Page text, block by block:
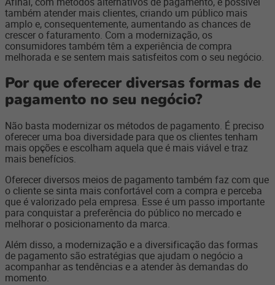
também atender mais clientes, criando um público mais
amplo e, consequentemente, aumentando as chances de
crescer o faturamento. Com a modernização, os
consumidores também têm a experiência de compra
melhorada e se sentem mais satisfeitos com o seu negócio.
Por que oferecer diversas formas de
pagamento no seu negócio?
Não basta modernizar os métodos de pagamento. É preciso
oferecer uma boa diversidade para que os clientes tenham
mais opções e escolham aquela que é mais viável e traz
mais benefícios.
Oferecer diversos meios de pagamento também faz com que
o cliente se sinta mais confortável com a compra e perceba
que é valorizado pela empresa. Esse é um passo importante
para conquistar a preferência do público no mercado e
melhorar o posicionamento da marca.
Além disso, a modernização e a diversificação das formas
de pagamento são estratégias que ajudam o negócio a
acompanhar as tendências e a atender às demandas do
momento.